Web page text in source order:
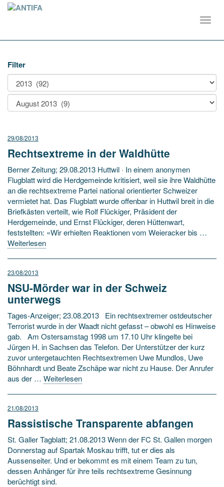
Filter
29/08/2013
Rechtsextreme in der Waldhütte
Berner Zeitung; 29.08.2013 Huttwil · In einem anonymen
Flugblatt wird die Herdgemeinde kritisiert, weil sie ihre Waldhütte
an die rechtsextreme Partei national orientierter Schweizer
vermietet hat. Das Flugblatt wurde offenbar in Huttwil breit in die
Briefkästen verteilt, wie Rolf Flückiger, Präsident der
Herdgemeinde, und Ernst Flückiger, deren Hüttenwart,
feststellten: «Wir erhielten Reaktionen vom Weieracker bis …
Weiterlesen
23/08/2013
NSU-Mörder war in der Schweiz
unterwegs
Tages-Anzeiger; 23.08.2013 Ein rechtsextremer ostdeutscher
Terrorist wurde in der Waadt nicht gefasst – obwohl es Hinweise
gab. Am Ostersamstag 1998 um 17.10 Uhr klingelte bei
Jürgen H. in Sachsen das Telefon. Der Unterstützer der kurz
zuvor untergetauchten Rechtsextremen Uwe Mundlos, Uwe
Böhnhardt und Beate Zschäpe war nicht zu Hause. Der Anrufer
aus der … Weiterlesen
21/08/2013
Rassistische Transparente abfangen
St. Galler Tagblatt; 21.08.2013 Wenn der FC St. Gallen morgen
Donnerstag auf Spartak Moskau trifft, tut er dies als
Aussenseiter. Und er bekommt es mit einem Team zu tun,
dessen Anhänger für ihre teils rechtsextreme Gesinnung
berüchtigt sind.